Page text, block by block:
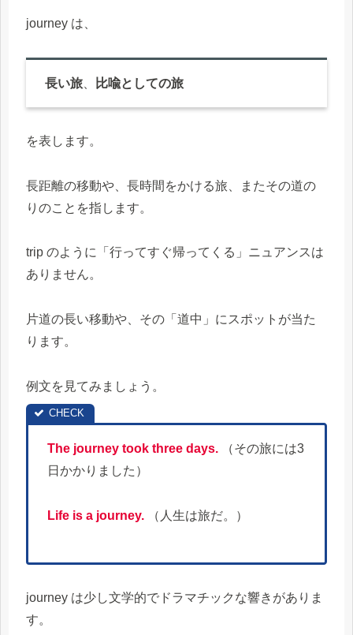
journey は、
長い旅 比喩としての旅
を表します。
長距離の移動や、長時間をかける旅、またその道の
りのことを指します。
trip のように「行ってすぐ帰ってくる」ニュアンスは
ありません。
片道の長い移動や、その「道中」にスポットが当た
ります。
例文を見てみましょう。
The journey took three days.
（その旅には3
日かかりました）
Life is a journey. （人生は旅だ。）
journey は少し文学的でドラマチックな響きがありま
す。